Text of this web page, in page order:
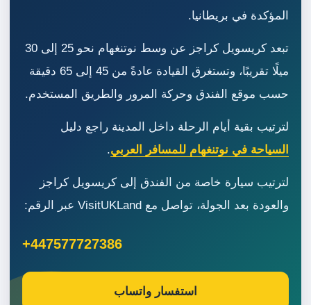
المؤكدة في بريطانيا.
تبعد كريسويل كراجز عن وسط نوتنغهام نحو 25 إلى 30
ميلًا تقريبًا، وتستغرق القيادة عادةً من 45 إلى 65 دقيقة
حسب موقع الفندق وحركة المرور والطريق المستخدم.
لترتيب بقية أيام الرحلة داخل المدينة راجع دليل
السياحة في نوتنغهام للمسافر العربي.
لترتيب سيارة خاصة من الفندق إلى كريسويل كراجز
والعودة بعد الجولة، تواصل مع VisitUKLand عبر الرقم:
+447577727386
استفسار واتساب